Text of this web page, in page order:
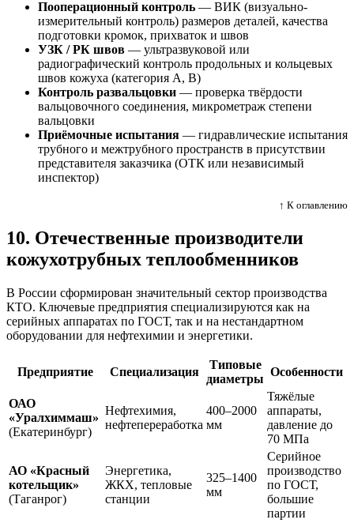
Пооперационный контроль — ВИК (визуально-
измерительный контроль) размеров деталей, качества
подготовки кромок, прихваток и швов
УЗК / РК швов — ультразвуковой или
радиографический контроль продольных и кольцевых
швов кожуха (категория А, В)
Контроль развальцовки — проверка твёрдости
вальцовочного соединения, микрометраж степени
вальцовки
Приёмочные испытания — гидравлические испытания
трубного и межтрубного пространств в присутствии
представителя заказчика (ОТК или независимый
инспектор)
↑ К оглавлению
10. Отечественные производители
кожухотрубных теплообменников
В России сформирован значительный сектор производства
КТО. Ключевые предприятия специализируются как на
серийных аппаратах по ГОСТ, так и на нестандартном
оборудовании для нефтехимии и энергетики.
Предприятие Специализация
Типовые
диаметры
Особенности
ОАО
«Уралхиммаш»
(Екатеринбург)
Нефтехимия,
нефтепереработка
400–2000
мм
Тяжёлые
аппараты,
давление до
70 МПа
АО «Красный
котельщик»
(Таганрог)
Энергетика,
ЖКХ, тепловые
станции
325–1400
мм
Серийное
производство
по ГОСТ,
большие
партии